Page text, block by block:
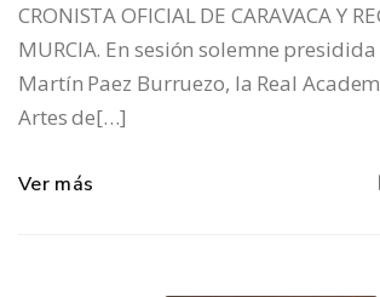
CRONISTA OFICIAL DE CARAVACA Y
MURCIA. En sesión solemne
Martín Paez Burruezo, la Real
Artes de[…]
Ver más